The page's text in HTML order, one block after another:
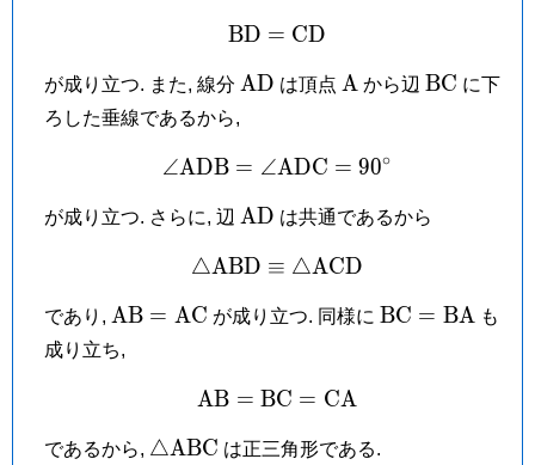
\mathrm{BD} =
BD = CD
が成り立つ. また, 線分 \mathrm{AD}
AD は頂点 \mathrm
A から辺 BC に下
ろした垂線であるから,
\angle\mathrm{ADB}
∠ADB = ∠ADC = 90∘
が成り立つ. さらに, 辺 \mathrm{AD}
AD は共通であるから
△ABD ≡ △ACD
であり, \mathrm{AB}
=
\mathrm{AC}
AB = AC が成り立つ. 同様に \mathrm{BC}
BC = BA も
成り立ち,
\mathrm{AB} =
AB = BC = CA
であるから, \triangle\mathrm{ABC}
△ABC は正三角形である.